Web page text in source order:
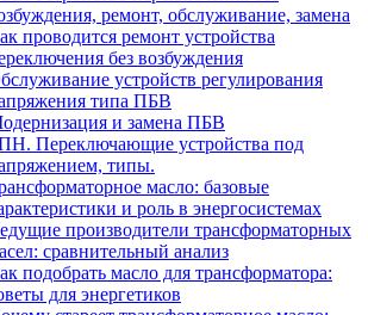
ремонт, обслуживание, замена
проводится ремонт устройства
без возбуждения
устройств регулирования
типа ПБВ
и замена ПБВ
Переключающие устройства под
типы.
масло: базовые
и роль в энергосистемах
производители трансформаторных
сравнительный анализ
подобрать масло для трансформатора:
для энергетиков